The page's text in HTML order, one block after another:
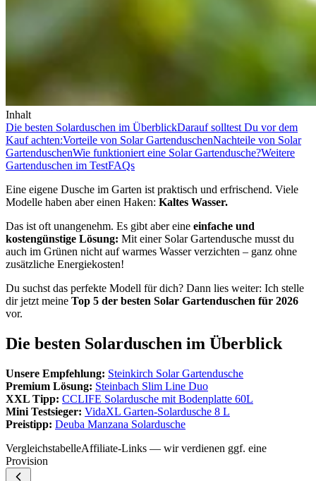
Inhalt
Die besten Solarduschen im ÜberblickDarauf solltest Du vor dem
Kauf achten:Vorteile von Solar GartenduschenNachteile von Solar
GartenduschenWie funktioniert eine Solar Gartendusche?Weitere
Gartenduschen im TestFAQs
Eine eigene Dusche im Garten ist praktisch und erfrischend. Viele
Modelle haben aber einen Haken: Kaltes Wasser.
Das ist oft unangenehm. Es gibt aber eine einfache und
kostengünstige Lösung: Mit einer Solar Gartendusche musst du
auch im Grünen nicht auf warmes Wasser verzichten – ganz ohne
zusätzliche Energiekosten!
Du suchst das perfekte Modell für dich? Dann lies weiter: Ich stelle
dir jetzt meine Top 5 der besten Solar Gartenduschen für 2026
vor.
Die besten Solarduschen im Überblick
Unsere Empfehlung: Steinkirch Solar Gartendusche
Premium Lösung: Steinbach Slim Line Duo
XXL Tipp: CCLIFE Solardusche mit Bodenplatte 60L
Mini Testsieger: VidaXL Garten-Solardusche 8 L
Preistipp: Deuba Manzana Solardusche
VergleichstabelleAffiliate-Links — wir verdienen ggf. eine
Provision